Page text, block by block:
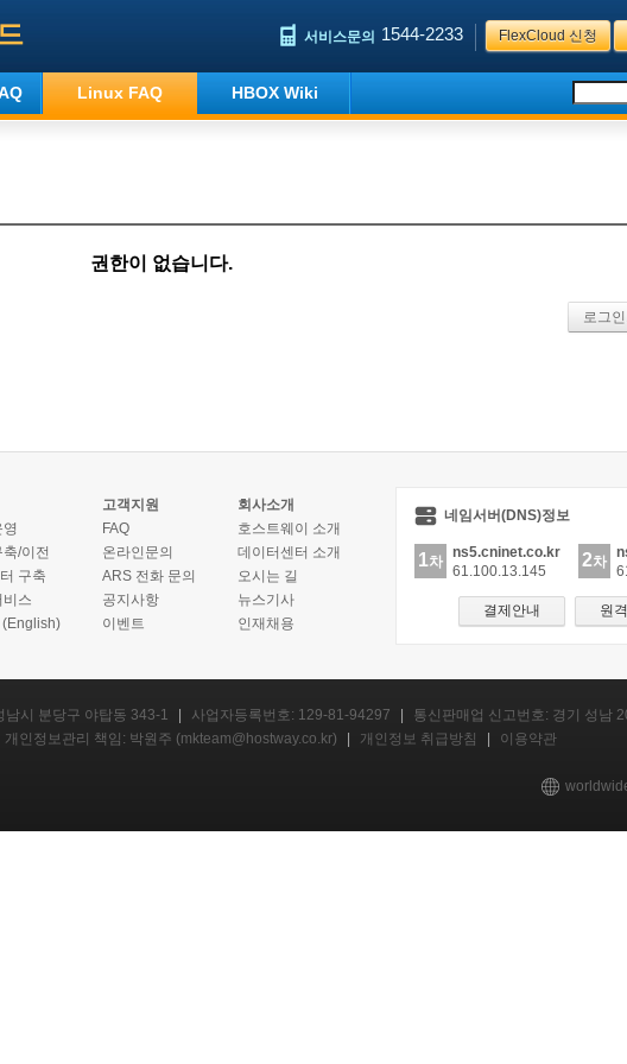
서비스문의 1544-2233 FlexCloud 신청
Linux FAQ HBOX Wiki
권한이 없습니다.
로그
영
/이전
구축
비스
고객지원
FAQ
온라인문의
ARS 전화 문의
공지사항
이벤트
회사소개
호스트웨이 소개
데이터센터 소개
오시는 길
뉴스기사
인재채용
네임서버(DNS)정보
1차
ns5.cninet.co.kr
61.100.13.145
2차
결제안내 원
남시 분당구 야탑동 343-1 사업자등록번호: 129-81-94297
통신판매업 신고번호: 경기 성남
개인정보관리 책임: 박원주 (mkteam@hostway.co.kr) 개인정보 취급방침 이용약관